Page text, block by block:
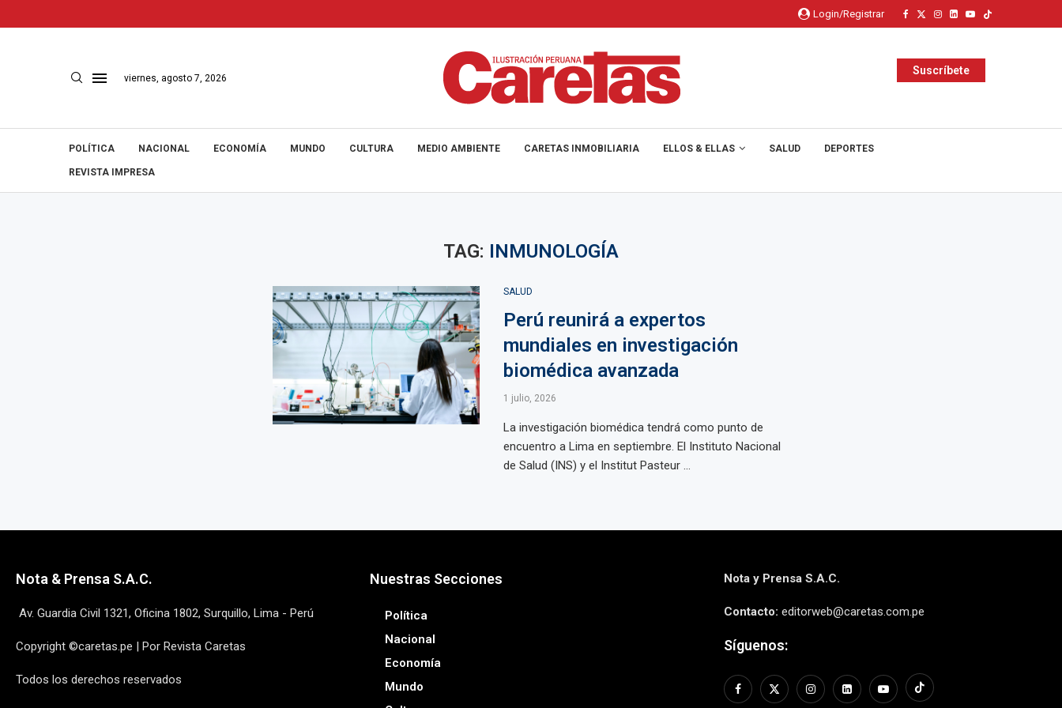
Login/Registrar
viernes, agosto 7, 2026
Suscríbete
POLÍTICA NACIONAL ECONOMÍA MUNDO CULTURA MEDIO AMBIENTE CARETAS INMOBILIARIA ELLOS & ELLAS SALUD DEPORTES
REVISTA IMPRESA
TAG: INMUNOLOGÍA
SALUD
Perú reunirá a expertos
mundiales en investigación
biomédica avanzada
1 julio, 2026
La investigación biomédica tendrá como punto de
encuentro a Lima en septiembre. El Instituto Nacional
de Salud (INS) y el Institut Pasteur ...
Nota & Prensa S.A.C.
Av. Guardia Civil 1321, Oficina 1802, Surquillo, Lima - Perú
Copyright ©caretas.pe | Por Revista Caretas
Todos los derechos reservados
Nuestras Secciones
Política
Nacional
Economía
Mundo
Nota y Prensa S.A.C.
Contacto: editorweb@caretas.com.pe
Síguenos: